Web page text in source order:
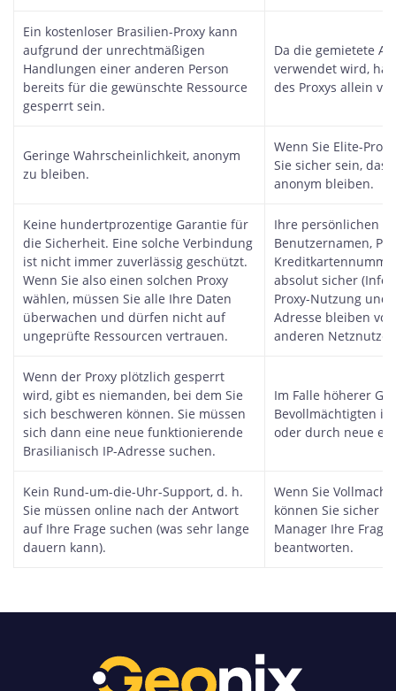
Ein kostenloser Brasilien-Proxy kann
aufgrund der unrechtmäßigen
Handlungen einer anderen Person
bereits für die gewünschte Ressource
gesperrt sein.
Da die gemietete
verwendet wird,
des Proxys allein
Geringe Wahrscheinlichkeit, anonym
zu bleiben.
Wenn Sie Elite-
Sie sicher sein,
anonym bleiben.
Keine hundertprozentige Garantie für
die Sicherheit. Eine solche Verbindung
ist nicht immer zuverlässig geschützt.
Wenn Sie also einen solchen Proxy
wählen, müssen Sie alle Ihre Daten
überwachen und dürfen nicht auf
ungeprüfte Ressourcen vertrauen.
Ihre persönlichen
Benutzernamen,
absolut sicher
Proxy-Nutzung und
Adresse bleiben
anderen
Wenn der Proxy plötzlich gesperrt
wird, gibt es niemanden, bei dem Sie
sich beschweren können. Sie müssen
sich dann eine neue funktionierende
Brasilianisch IP-Adresse suchen.
Im Falle höherer
Bevollmächtigten
oder durch neue
Kein Rund-um-die-Uhr-Support, d. h.
Sie müssen online nach der Antwort
auf Ihre Frage suchen (was sehr lange
dauern kann).
Wenn Sie
können Sie sicher
Manager Ihre
beantworten.